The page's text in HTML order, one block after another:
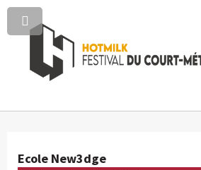
Ecole New3dge